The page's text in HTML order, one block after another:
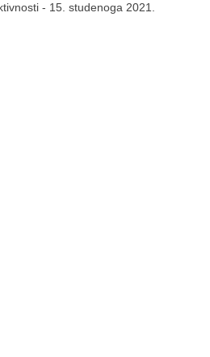
- 15. studenoga 2021.